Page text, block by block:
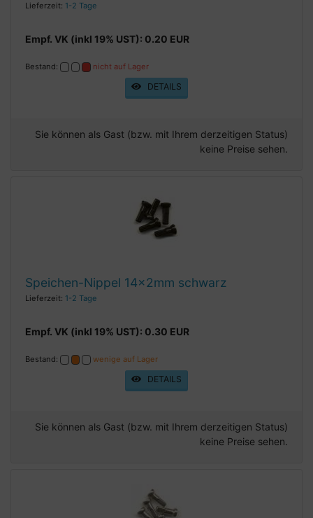
Lieferzeit: 1-2 Tage
Empf. VK (inkl 19% UST): 0.20 EUR
Bestand: nicht auf Lager
DETAILS
Sie können als Gast (bzw. mit Ihrem derzeitigen Status)
keine Preise sehen.
Speichen-Nippel 14x2mm schwarz
Lieferzeit: 1-2 Tage
Empf. VK (inkl 19% UST): 0.30 EUR
Bestand: wenige auf Lager
DETAILS
Sie können als Gast (bzw. mit Ihrem derzeitigen Status)
keine Preise sehen.